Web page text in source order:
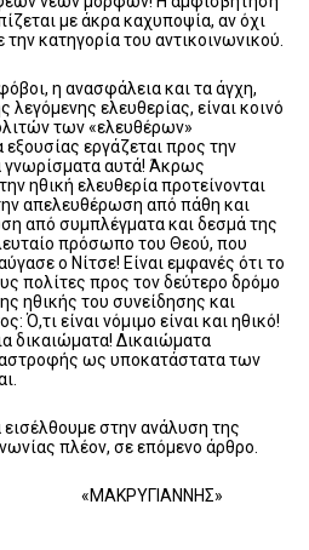
με άκρα καχυποψία, αν όχι
κατηγορία του αντικοινωνικού.
η ανασφάλεια και τα άγχη,
ελευθερίας, είναι κοινό
των «ελευθέρων»
εργάζεται προς την
γνωρίσματα αυτά! Άκρως
ηθική ελευθερία προτείνονται
απελευθέρωση από πάθη και
από συμπλέγματα και δεσμά της
πρόσωπο του Θεού, που
ο Νίτσε! Είναι εμφανές ότι το
πολίτες προς τον δεύτερο δρόμο
ηθικής του συνείδησης και
Ό,τι είναι νόμιμο είναι και ηθικό!
δικαιώματα! Δικαιώματα
ως υποκατάστατα των
στην ανάλυση της
πλέον, σε επόμενο άρθρο.